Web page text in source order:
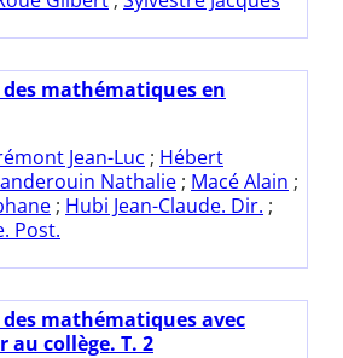
des mathématiques en
Jean-Luc ; Hébert
Nathalie ; Macé Alain ;
; Hubi Jean-Claude. Dir. ;
Post.
des mathématiques avec
collège. T. 2